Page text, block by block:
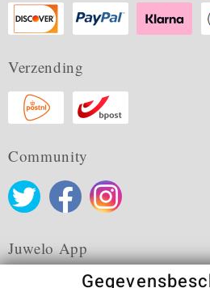
Verzending
Community
Juwelo App